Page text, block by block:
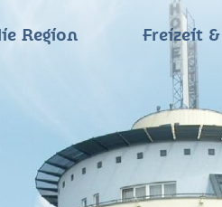
Region Freizeit